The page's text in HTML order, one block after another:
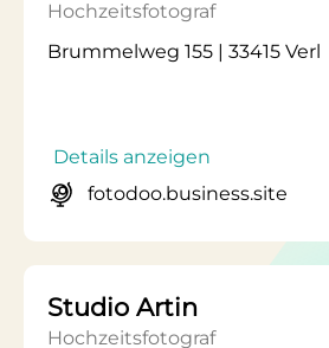
Hochzeitsfotograf
Brummelweg 155 | 33415 Verl
Details anzeigen
fotodoo.business.site
Studio Artin
Hochzeitsfotograf